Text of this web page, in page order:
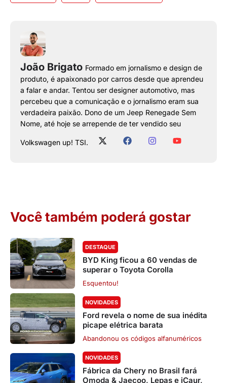
João Brigato Formado em jornalismo e design de
produto, é apaixonado por carros desde que aprendeu
a falar e andar. Tentou ser designer automotivo, mas
percebeu que a comunicação e o jornalismo eram sua
verdadeira paixão. Dono de um Jeep Renegade Sem
Nome, até hoje se arrepende de ter vendido seu
Volkswagen up! TSI.
Você também poderá gostar
DESTAQUE
BYD King ficou a 60 vendas de
superar o Toyota Corolla
Esquentou!
NOVIDADES
Ford revela o nome de sua inédita
picape elétrica barata
Abandonou os códigos alfanuméricos
NOVIDADES
Fábrica da Chery no Brasil fará
Omoda & Jaecoo, Lepas e iCaur,